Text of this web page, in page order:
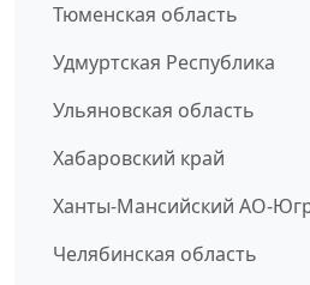
Тюменская область
Удмуртская Республика
Ульяновская область
Хабаровский край
Ханты-Мансийский АО-
Челябинская область